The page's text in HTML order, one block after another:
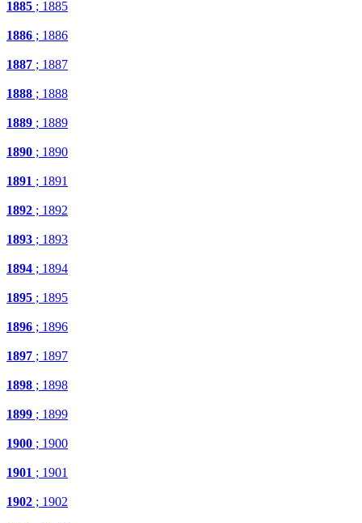
1885 ; 1885
1886 ; 1886
1887 ; 1887
1888 ; 1888
1889 ; 1889
1890 ; 1890
1891 ; 1891
1892 ; 1892
1893 ; 1893
1894 ; 1894
1895 ; 1895
1896 ; 1896
1897 ; 1897
1898 ; 1898
1899 ; 1899
1900 ; 1900
1901 ; 1901
1902 ; 1902